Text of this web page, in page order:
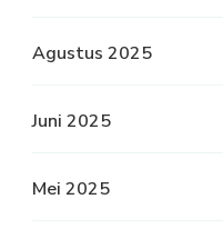
Agustus 2025
Juni 2025
Mei 2025